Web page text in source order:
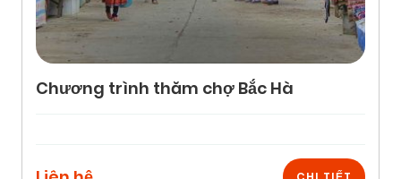
Chương trình thăm chợ Bắc Hà